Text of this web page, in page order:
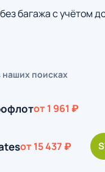
багажа с учётом
поисках
от 1 961 ₽
от 15 437 ₽